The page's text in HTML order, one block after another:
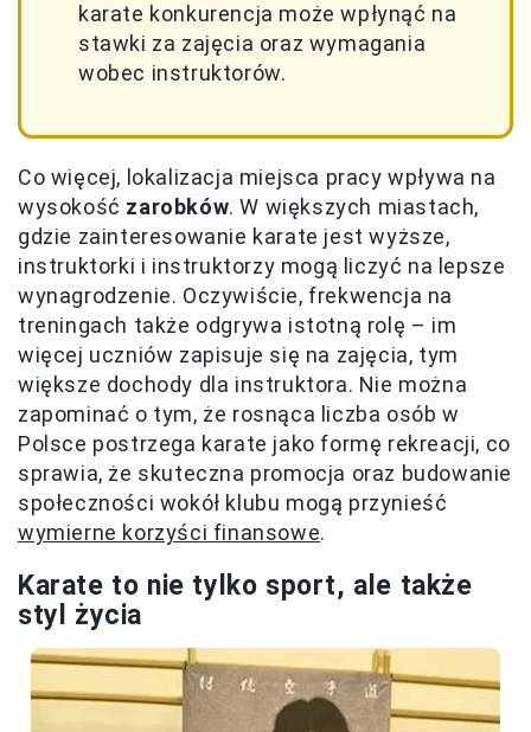
karate konkurencja może wpłynąć na
stawki za zajęcia oraz wymagania
wobec instruktorów.
Co więcej, lokalizacja miejsca pracy wpływa na
wysokość zarobków. W większych miastach,
gdzie zainteresowanie karate jest wyższe,
instruktorki i instruktorzy mogą liczyć na lepsze
wynagrodzenie. Oczywiście, frekwencja na
treningach także odgrywa istotną rolę – im
więcej uczniów zapisuje się na zajęcia, tym
większe dochody dla instruktora. Nie można
zapominać o tym, że rosnąca liczba osób w
Polsce postrzega karate jako formę rekreacji, co
sprawia, że skuteczna promocja oraz budowanie
społeczności wokół klubu mogą przynieść
wymierne korzyści finansowe.
Karate to nie tylko sport, ale także
styl życia